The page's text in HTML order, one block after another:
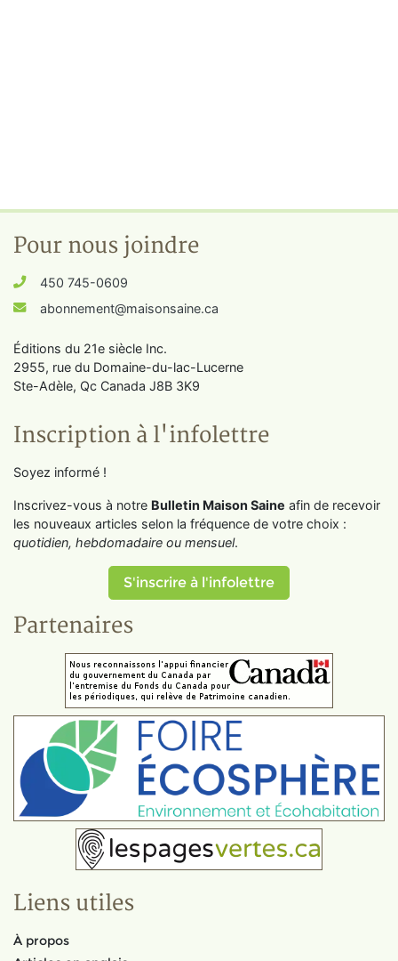
Pour nous joindre
450 745-0609
abonnement@maisonsaine.ca
Éditions du 21e siècle Inc.
2955, rue du Domaine-du-lac-Lucerne
Ste-Adèle, Qc Canada J8B 3K9
Inscription à l'infolettre
Soyez informé !
Inscrivez-vous à notre Bulletin Maison Saine afin de recevoir
les nouveaux articles selon la fréquence de votre choix :
quotidien, hebdomadaire ou mensuel.
S'inscrire à l'infolettre
Partenaires
Liens utiles
À propos